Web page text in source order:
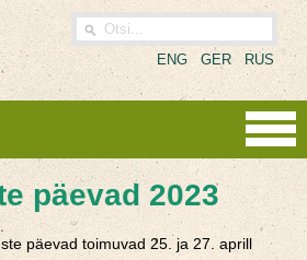
ENG GER RUS
päevad 2023
päevad toimuvad 25. ja 27. aprill